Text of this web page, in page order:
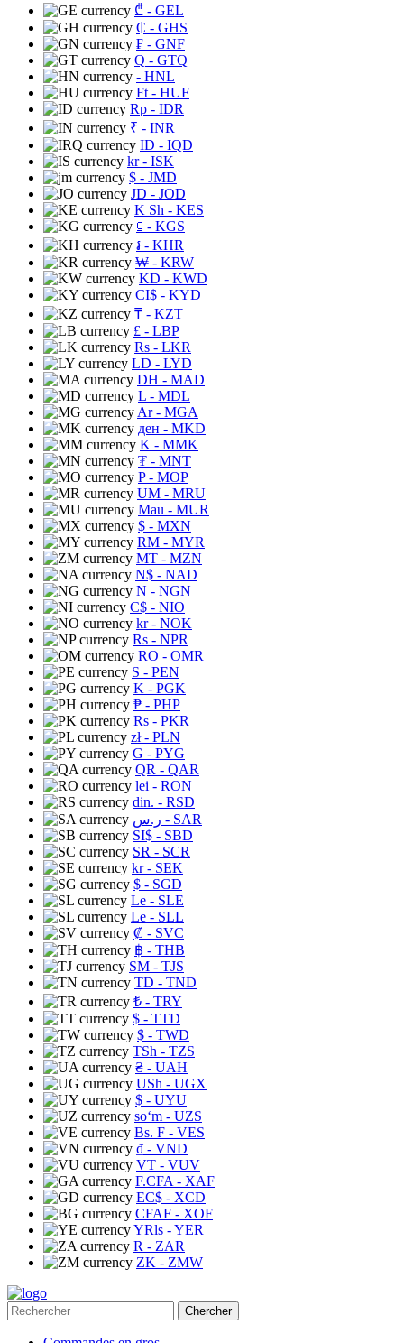
₾ - GEL
₵ - GHS
₣ - GNF
Q - GTQ
- HNL
Ft - HUF
Rp - IDR
₹ - INR
ID - IQD
kr- ISK
$ - JMD
JD - JOD
K Sh - KES
⃀ - KGS
៛ - KHR
₩ - KRW
KD - KWD
CI$ - KYD
₸ - KZT
£ - LBP
Rs - LKR
LD - LYD
DH - MAD
L - MDL
Ar- MGA
ден - MKD
K - MMK
₮ - MNT
P- MOP
UM - MRU
Mau - MUR
$ - MXN
RM - MYR
MT - MZN
N$ - NAD
N - NGN
C$ - NIO
kr- NOK
Rs - NPR
RO - OMR
S - PEN
K - PGK
₱ - PHP
Rs - PKR
zł- PLN
G - PYG
QR - QAR
lei - RON
din. - RSD
ر.س - SAR
SI$ - SBD
SR - SCR
kr- SEK
$ - SGD
Le - SLE
Le - SLL
₡ - SVC
฿ - THB
ЅМ - TJS
TD - TND
₺ - TRY
$ - TTD
$ - TWD
TSh - TZS
₴ - UAH
USh - UGX
$ - UYU
soʻm - UZS
Bs. F - VES
₫ - VND
VT - VUV
F.CFA - XAF
EC$ - XCD
CFAF - XOF
YRls - YER
R - ZAR
ZK - ZMW
Chercher